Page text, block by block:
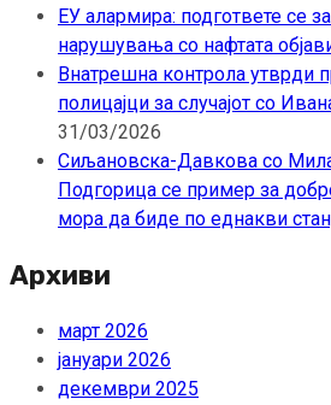
ЕУ алармира: подгответе се
нарушувања со нафтата
Внатрешна контрола утврди
полицајци за случајот со
31/03/2026
Сиљановска-Давкова со
Подгорица се пример за
мора да биде по еднакви
Архиви
март 2026
јануари 2026
декември 2025